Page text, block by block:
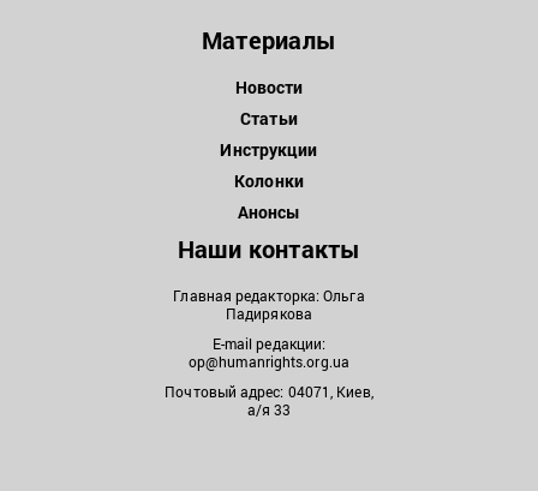
Материалы
Новости
Статьи
Инструкции
Колонки
Анонсы
Наши контакты
Главная редакторка: Ольга
Падирякова
E-mail редакции:
op@humanrights.org.ua
Почтовый адрес: 04071, Киев,
а/я 33